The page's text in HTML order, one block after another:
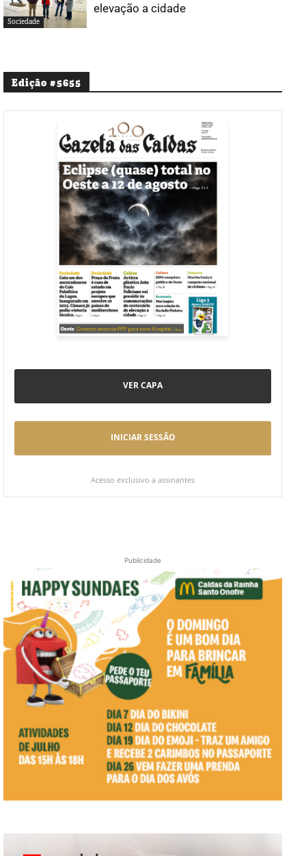
Sociedade
elevação a cidade
Edição #5655
VER CAPA
INICIAR SESSÃO
Acesso exclusivo a assinantes
Publicidade